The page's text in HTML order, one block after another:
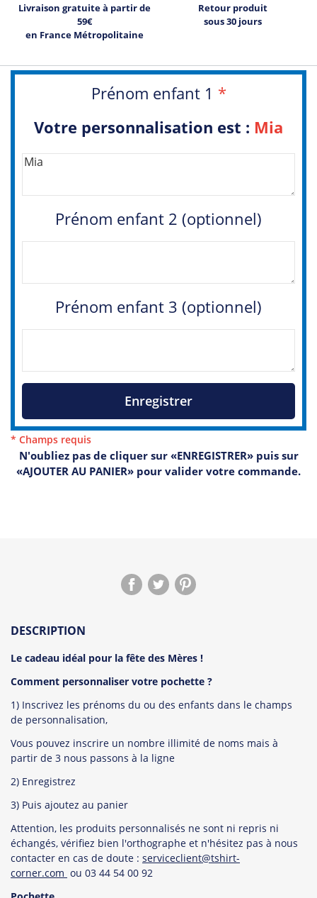
Livraison gratuite à partir de
59€
en France Métropolitaine
Retour produit
sous 30 jours
Prénom enfant 1 *
Votre personnalisation est : Mia
Prénom enfant 2 (optionnel)
Prénom enfant 3 (optionnel)
Enregistrer
* Champs requis
N'oubliez pas de cliquer sur «ENREGISTRER» puis sur
«AJOUTER AU PANIER» pour valider votre commande.
DESCRIPTION
Le cadeau idéal pour la fête des Mères !
Comment personnaliser votre pochette ?
1) Inscrivez les prénoms du ou des enfants dans le champs
de personnalisation,
Vous pouvez inscrire un nombre illimité de noms mais à
partir de 3 nous passons à la ligne
2) Enregistrez
3) Puis ajoutez au panier
Attention, les produits personnalisés ne sont ni repris ni
échangés, vérifiez bien l'orthographe et n'hésitez pas à nous
contacter en cas de doute : serviceclient@tshirt-
corner.com ou 03 44 54 00 92